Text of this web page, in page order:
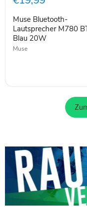
BTB
20W
Muse Bluetooth-
Lautsprecher M780
Blau 20W
Muse